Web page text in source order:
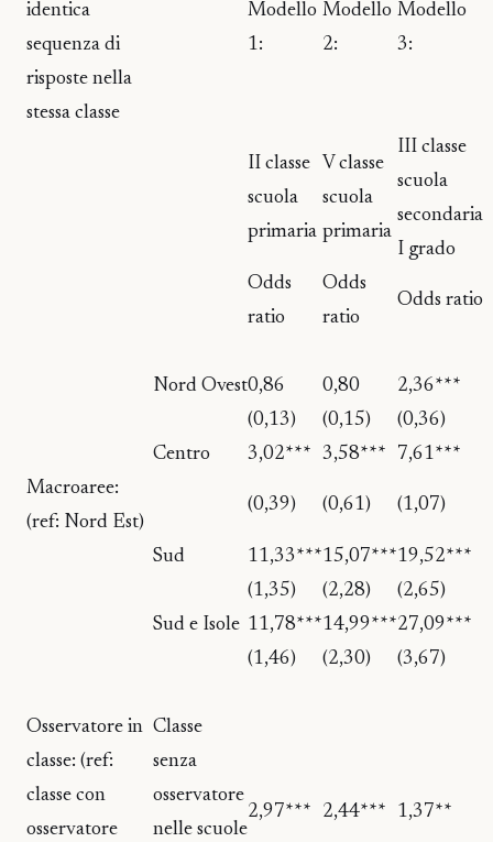
identica
sequenza di
risposte nella
stessa classe
Modello
1:
Modello
2:
Modello
3:
II classe
scuola
primaria
V classe
scuola
primaria
III classe
scuola
secondaria
I grado
Odds
ratio
Odds
ratio
Odds ratio
Nord Ovest0,86 0,80
2,36***
(0,13)
(0,15)
(0,36)
Centro
3,02*** 3,58***
7,61***
Macroaree:
(ref: Nord Est)
(0,39) (0,61) (1,07)
Sud 11,33***15,07***19,52***
(1,35)
(2,28)
(2,65)
Sud e Isole 11,78***14,99***27,09***
(1,46)
(2,30) (3,67)
Osservatore in
classe: (ref:
classe con
osservatore
Classe
senza
osservatore
nelle scuole
2,97*** 2,44*** 1,37**